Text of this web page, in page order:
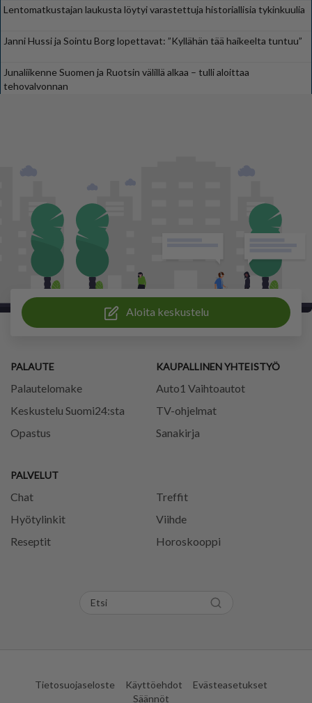
Lentomatkustajan laukusta löytyi varastettuja historiallisia tykinkuulia
Janni Hussi ja Sointu Borg lopettavat: ”Kyllähän tää haikeelta tuntuu”
Junaliikenne Suomen ja Ruotsin välillä alkaa – tulli aloittaa
tehovalvonnan
Aloita keskustelu
PALAUTE
Palautelomake
Keskustelu Suomi24:sta
Opastus
PALVELUT
Chat
Treffit
Hyötylinkit
Viihde
Reseptit
Horoskooppi
KAUPALLINEN YHTEISTYÖ
Auto1 Vaihtoautot
TV-ohjelmat
Sanakirja
Tietosuojaseloste Käyttöehdot
Evästeasetukset
Säännöt